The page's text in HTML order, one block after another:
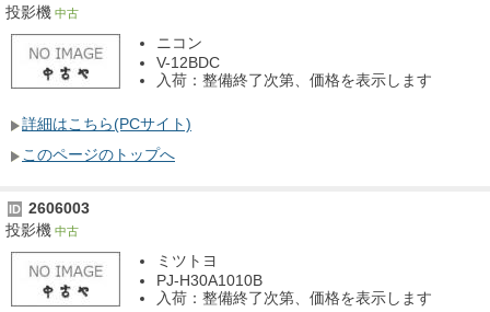
投影機 中古
ニコン
V-12BDC
入荷：整備終了次第、価格を表示します
詳細はこちら(PCサイト)
このページのトップへ
ID 2606003
投影機 中古
ミツトヨ
PJ-H30A1010B
入荷：整備終了次第、価格を表示します